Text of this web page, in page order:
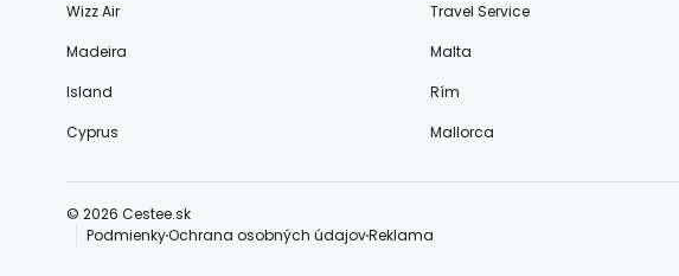
Wizz Air
Travel Service
Madeira
Malta
Island
Rím
Cyprus
Mallorca
© 2026 Cestee.sk
PodmienkyOchrana osobných údajovReklama